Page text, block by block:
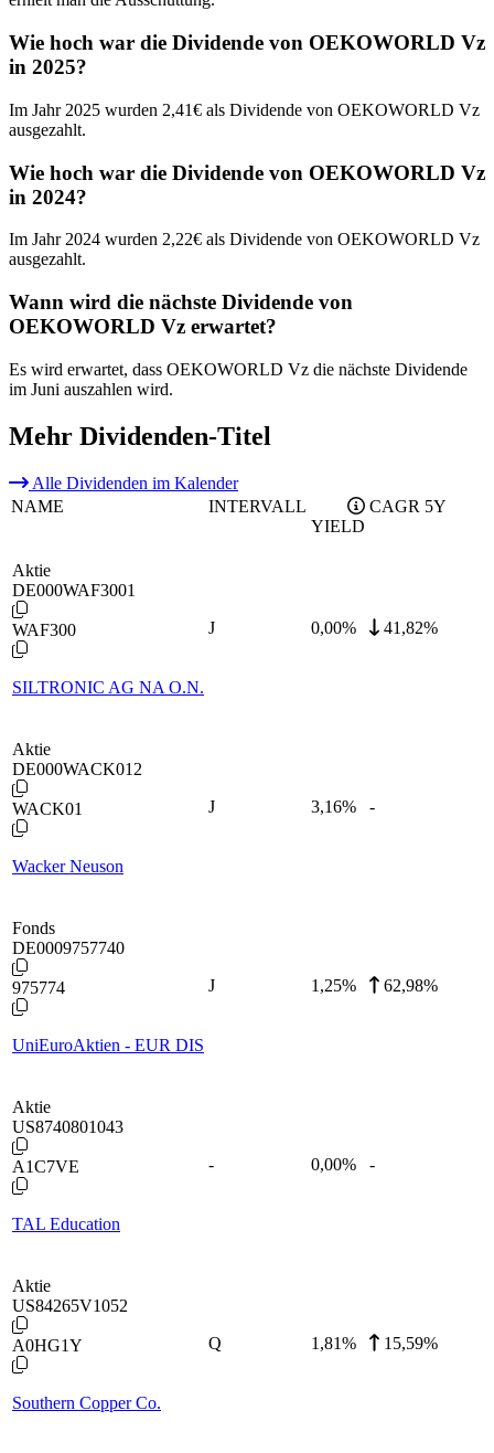
Wie hoch war die Dividende von OEKOWORLD Vz
in 2025?
Im Jahr 2025 wurden 2,41€ als Dividende von OEKOWORLD Vz
ausgezahlt.
Wie hoch war die Dividende von OEKOWORLD Vz
in 2024?
Im Jahr 2024 wurden 2,22€ als Dividende von OEKOWORLD Vz
ausgezahlt.
Wann wird die nächste Dividende von
OEKOWORLD Vz erwartet?
Es wird erwartet, dass OEKOWORLD Vz die nächste Dividende
im Juni auszahlen wird.
Mehr Dividenden-Titel
Alle Dividenden im Kalender
NAME
INTERVALL
YIELD
CAGR 5Y
Aktie
DE000WAF3001
WAF300
SILTRONIC AG NA O.N.
J 0,00% 41,82%
Aktie
DE000WACK012
WACK01
Wacker Neuson
J 3,16% -
Fonds
DE0009757740
975774
UniEuroAktien - EUR DIS
J 1,25% 62,98%
Aktie
US8740801043
A1C7VE
TAL Education
- 0,00% -
Aktie
US84265V1052
A0HG1Y
Southern Copper Co.
Q 1,81% 15,59%